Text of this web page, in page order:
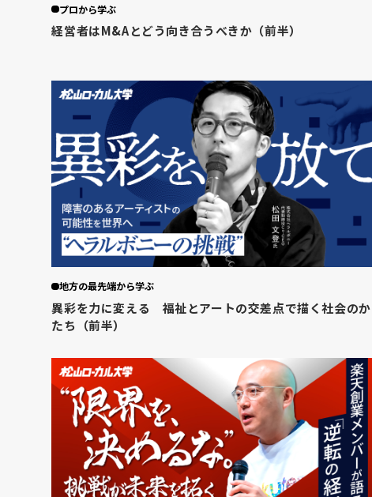
プロから学ぶ
経営者はM&Aとどう向き合うべきか（前半）
地方の最先端から学ぶ
異彩を力に変える 福祉とアートの交差点で描く社会のか
たち（前半）